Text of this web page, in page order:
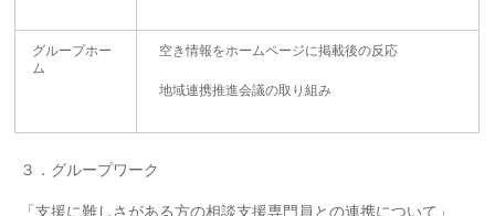
グループホー
ム
空き情報をホームページに掲載後の反応
地域連携推進会議の取り組み
３．グループワーク
「支援に難しさがある方の相談支援専門員との連携について」